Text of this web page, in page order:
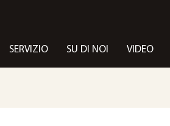
SERVIZIO SU DI NOI VIDEO